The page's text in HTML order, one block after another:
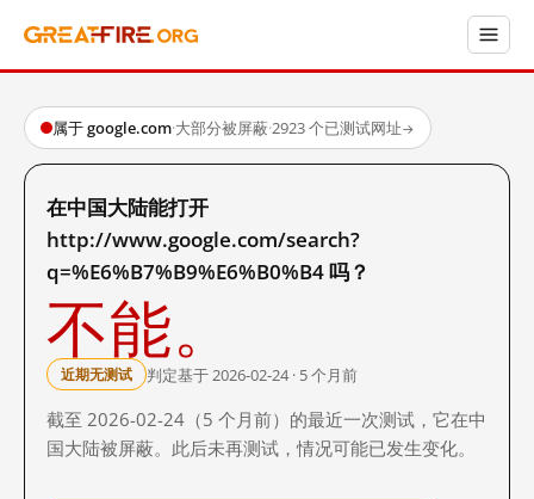
属于 google.com·大部分被屏蔽·2923 个已测试网址→
在中国大陆能打开
http://www.google.com/search?
q=%E6%B7%B9%E6%B0%B4 吗？
不能。
近期无测试 判定基于 2026-02-24 · 5 个月前
截至 2026-02-24（5 个月前）的最近一次测试，它在中
国大陆被屏蔽。此后未再测试，情况可能已发生变化。